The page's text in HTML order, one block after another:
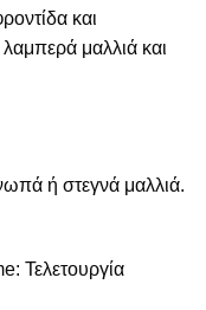
και
μαλλιά και
ή στεγνά μαλλιά.
Τελετουργία